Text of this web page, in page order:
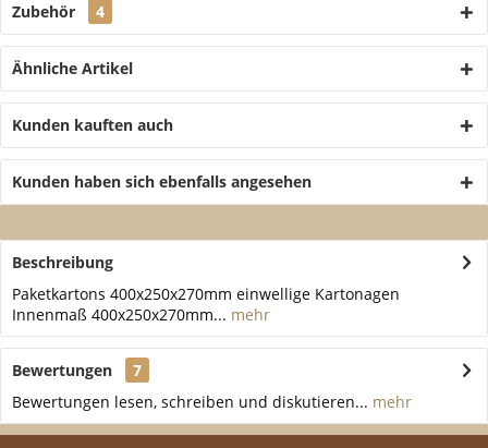
Zubehör 4
Ähnliche Artikel
Kunden kauften auch
Kunden haben sich ebenfalls angesehen
Beschreibung
Paketkartons 400x250x270mm einwellige Kartonagen
Innenmaß 400x250x270mm... mehr
Bewertungen
7
Bewertungen lesen, schreiben und diskutieren... mehr